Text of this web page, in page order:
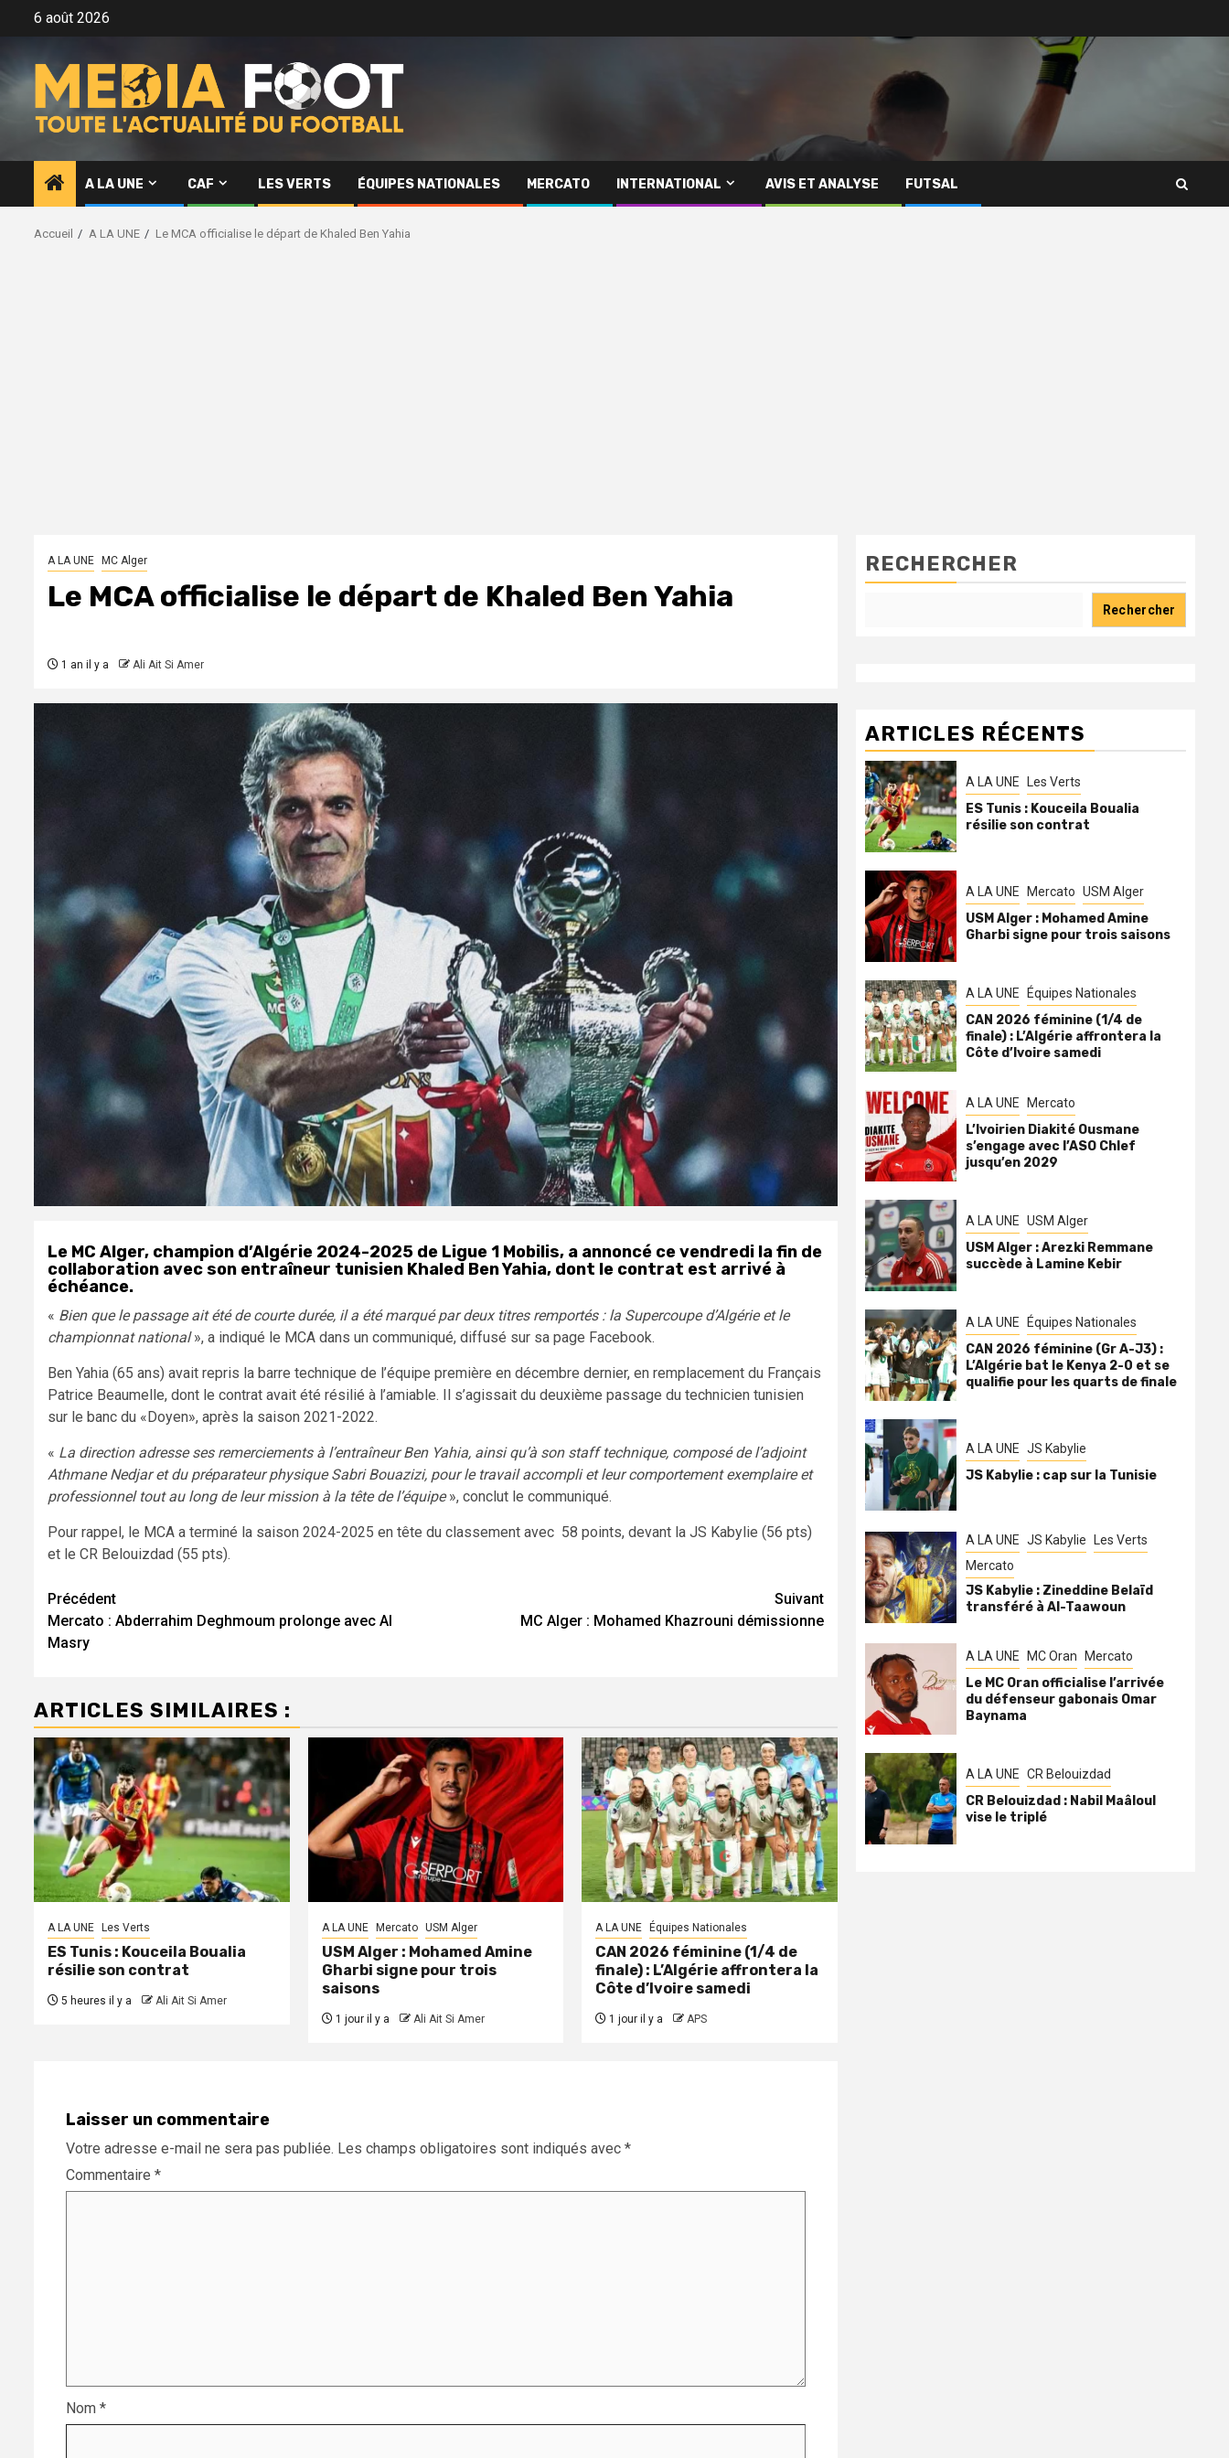
6 août 2026
A LA UNE CAF LES VERTS ÉQUIPES NATIONALES MERCATO INTERNATIONAL AVIS ET ANALYSE FUTSAL
Accueil A LA UNE Le MCA officialise le départ de Khaled Ben Yahia
A LA UNE MC Alger
Le MCA officialise le départ de Khaled Ben Yahia
1 an il y a Ali Ait Si Amer
Le MC Alger, champion d’Algérie 2024-2025 de Ligue 1 Mobilis, a annoncé ce vendredi la fin de
collaboration avec son entraîneur tunisien Khaled Ben Yahia, dont le contrat est arrivé à
échéance.
« Bien que le passage ait été de courte durée, il a été marqué par deux titres remportés : la Supercoupe d’Algérie et le
championnat national», a indiqué le MCA dans un communiqué, diffusé sur sa page Facebook.
Ben Yahia (65 ans) avait repris la barre technique de l’équipe première en décembre dernier, en remplacement du Français
Patrice Beaumelle, dont le contrat avait été résilié à l’amiable. Il s’agissait du deuxième passage du technicien tunisien
sur le banc du «Doyen», après la saison 2021-2022.
« La direction adresse ses remerciements à l’entraîneur Ben Yahia, ainsi qu’à son staff technique, composé de l’adjoint
Athmane Nedjar et du préparateur physique Sabri Bouazizi, pour le travail accompli et leur comportement exemplaire et
professionnel tout au long de leur mission à la tête de l’équipe», conclut le communiqué.
Pour rappel, le MCA a terminé la saison 2024-2025 en tête du classement avec 58 points, devant la JS Kabylie (56 pts)
et le CR Belouizdad (55 pts).
Navigation
d’article
Précédent
Mercato : Abderrahim Deghmoum prolonge avec Al
Masry
Suivant
MC Alger : Mohamed Khazrouni démissionne
ARTICLES SIMILAIRES :
A LA UNE Les Verts
ES Tunis : Kouceila Boualia
résilie son contrat
5 heures il y a Ali Ait Si Amer
A LA UNE Mercato USM Alger
USM Alger : Mohamed Amine
Gharbi signe pour trois
saisons
1 jour il y a Ali Ait Si Amer
A LA UNE Équipes Nationales
CAN 2026 féminine (1/4 de
finale) : L’Algérie affrontera la
Côte d’Ivoire samedi
1 jour il y a APS
Laisser un commentaire
Votre adresse e-mail ne sera pas publiée. Les champs obligatoires sont indiqués avec *
Commentaire *
Nom *
RECHERCHER
Rechercher
ARTICLES RÉCENTS
A LA UNE Les Verts
ES Tunis : Kouceila Boualia
résilie son contrat
A LA UNE Mercato USM Alger
USM Alger : Mohamed Amine
Gharbi signe pour trois saisons
A LA UNE Équipes Nationales
CAN 2026 féminine (1/4 de
finale) : L’Algérie affrontera la
Côte d’Ivoire samedi
A LA UNE Mercato
L’Ivoirien Diakité Ousmane
s’engage avec l’ASO Chlef
jusqu’en 2029
A LA UNE USM Alger
USM Alger : Arezki Remmane
succède à Lamine Kebir
A LA UNE Équipes Nationales
CAN 2026 féminine (Gr A-J3) :
L’Algérie bat le Kenya 2-0 et se
qualifie pour les quarts de finale
A LA UNE JS Kabylie
JS Kabylie : cap sur la Tunisie
A LA UNE JS Kabylie
Les Verts
Mercato
JS Kabylie : Zineddine Belaïd
transféré à Al-Taawoun
A LA UNE MC Oran Mercato
Le MC Oran officialise l’arrivée
du défenseur gabonais Omar
Baynama
A LA UNE CR Belouizdad
CR Belouizdad : Nabil Maâloul
vise le triplé